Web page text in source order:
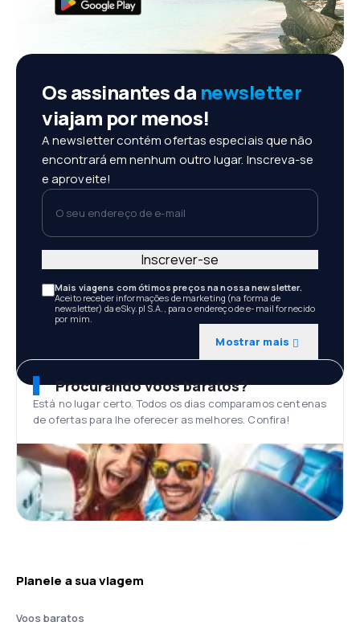
Os assinantes da newsletter
viajam por menos!
A newsletter contém ofertas especiais que não
encontrará em nenhum outro lugar. Inscreva-se
e aproveite!
O seu endereço de e-mail
Mais viagens com ótimos preços na nossa newsletter.
Aceito receber informações de marketing (na forma de
newsletter) da eSky.pl S.A., para o endereço de e-mail fornecido
por mim.
Mostrar mais
Inscrever-se
Procurando voos baratos?
Está no lugar certo. Todos os dias comparamos centenas
de ofertas para lhe oferecer as melhores. Confira!
Planeie a sua viagem
Voos baratos